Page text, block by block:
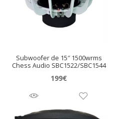
Subwoofer de 15″ 1500wrms
Chess Audio SBC1522/SBC1544
199€